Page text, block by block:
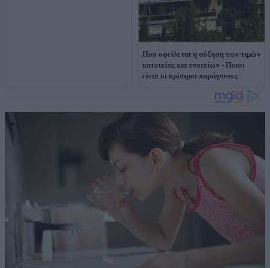
Που οφείλεται η αύξηση των τιμών
κατοικίας και ενοικίων - Ποιοι
είναι οι κρίσιμοι παράγοντες